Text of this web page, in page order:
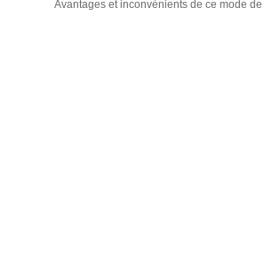
Avantages et inconvénients de ce mode